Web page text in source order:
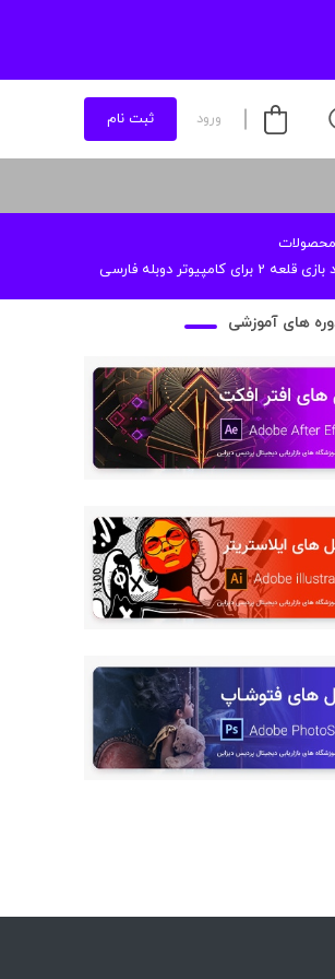
ورود ثبت نام
محصولات
2 برای کامپیوتر دوبله فارسی
های آموزشی